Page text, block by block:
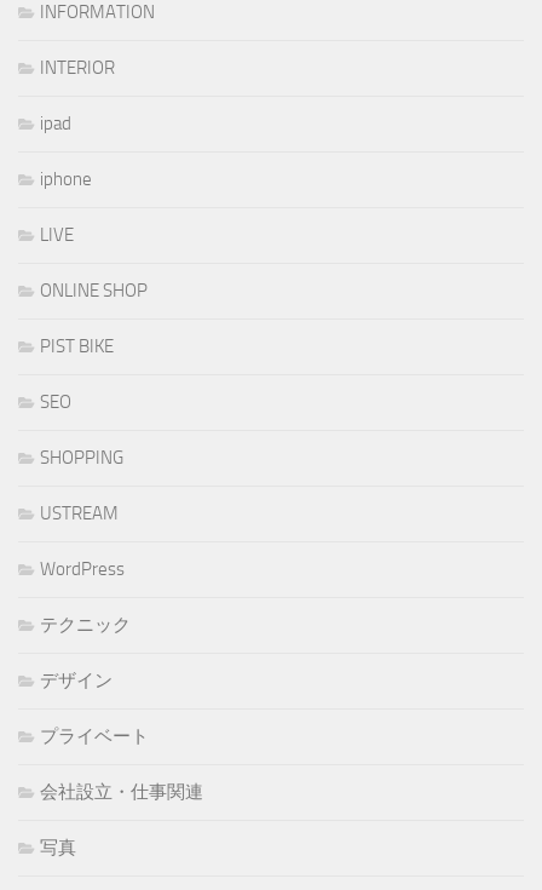
INFORMATION
INTERIOR
ipad
iphone
LIVE
ONLINE SHOP
PIST BIKE
SEO
SHOPPING
USTREAM
WordPress
テクニック
デザイン
プライベート
会社設立・仕事関連
写真